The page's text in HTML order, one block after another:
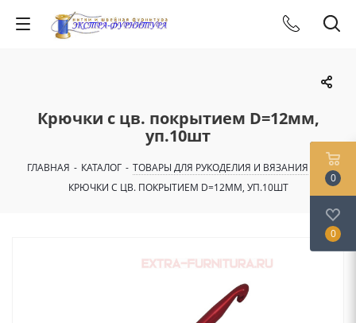
Крючки с цв. покрытием D=12мм,
уп.10шт
ГЛАВНАЯ - КАТАЛОГ - ТОВАРЫ ДЛЯ РУКОДЕЛИЯ И ВЯЗАНИЯ
КРЮЧКИ С ЦВ. ПОКРЫТИЕМ D=12ММ, УП.10ШТ
0
0